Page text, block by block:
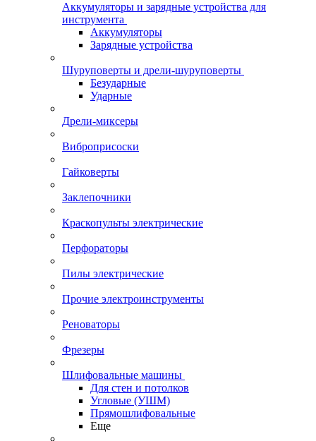
Аккумуляторы и зарядные устройства для
инструмента
Аккумуляторы
Зарядные устройства
Шуруповерты и дрели-шуруповерты
Безударные
Ударные
Дрели-миксеры
Виброприсоски
Гайковерты
Заклепочники
Краскопульты электрические
Перфораторы
Пилы электрические
Прочие электроинструменты
Реноваторы
Фрезеры
Шлифовальные машины
Для стен и потолков
Угловые (УШМ)
Прямошлифовальные
Еще